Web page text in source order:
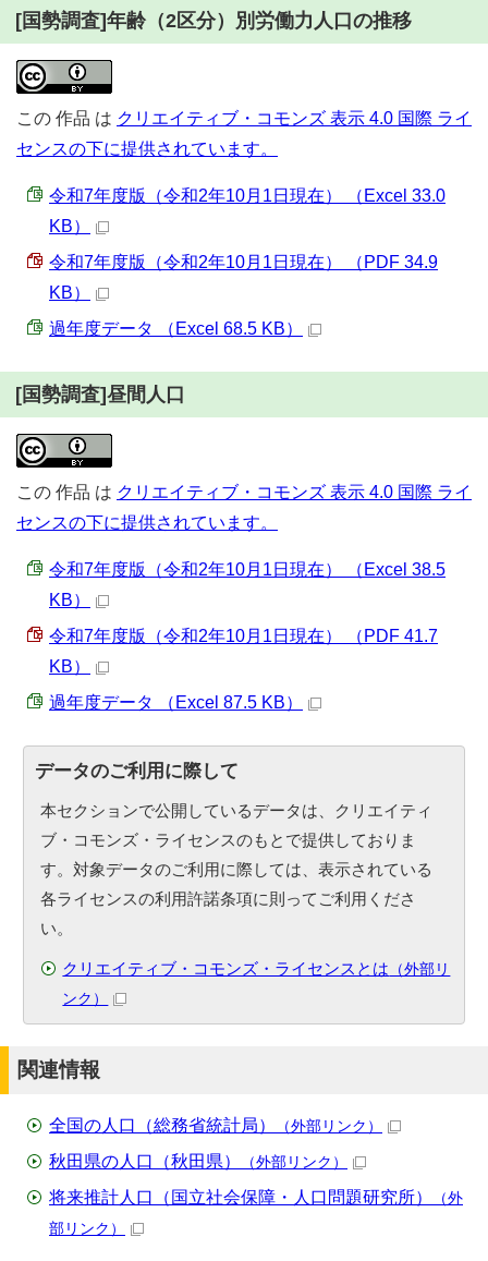
[国勢調査]年齢（2区分）別労働力人口の推移
この 作品 は クリエイティブ・コモンズ 表示 4.0 国際 ライ
センスの下に提供されています。
令和7年度版（令和2年10月1日現在） （Excel 33.0
KB）
令和7年度版（令和2年10月1日現在） （PDF 34.9
KB）
過年度データ （Excel 68.5 KB）
[国勢調査]昼間人口
この 作品 は クリエイティブ・コモンズ 表示 4.0 国際 ライ
センスの下に提供されています。
令和7年度版（令和2年10月1日現在） （Excel 38.5
KB）
令和7年度版（令和2年10月1日現在） （PDF 41.7
KB）
過年度データ （Excel 87.5 KB）
データのご利用に際して
本セクションで公開しているデータは、クリエイティ
ブ・コモンズ・ライセンスのもとで提供しておりま
す。対象データのご利用に際しては、表示されている
各ライセンスの利用許諾条項に則ってご利用くださ
い。
クリエイティブ・コモンズ・ライセンスとは （外部リ
ンク）
関連情報
全国の人口（総務省統計局） （外部リンク）
秋田県の人口（秋田県） （外部リンク）
将来推計人口（国立社会保障・人口問題研究所）
（外
部リンク）